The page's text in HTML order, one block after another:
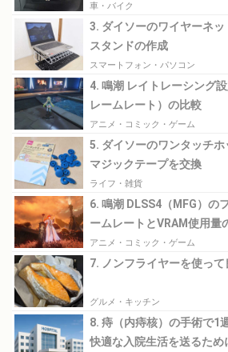
車・バイク
3. ダイソーのワイヤーネ
スタンドの作成
スマートフォン・パソコン
4. 鳴潮 レイトレーシング
レームレート）の比較
アニメ・コミック・ゲーム
5. ダイソーのワンタッチ
マジックテープを交換
ライフ・雑貨
6. 鳴潮 DLSS4（MFG）の
ームレートとVRAM使用量
アニメ・コミック・ゲーム
7. ノンフライヤーを使っ
グルメ・キッチン
8. 痔（内痔核）の手術で1
快適な入院生活を送るため